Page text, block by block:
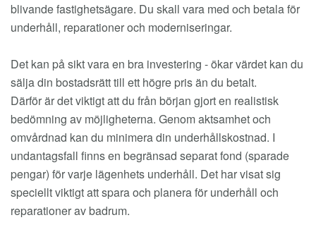
blivande fastighetsägare. Du skall vara med och betala för
underhåll, reparationer och moderniseringar.
Det kan på sikt vara en bra investering - ökar värdet kan du
sälja din bostadsrätt till ett högre pris än du betalt.
Därför är det viktigt att du från början gjort en realistisk
bedömning av möjligheterna. Genom aktsamhet och
omvårdnad kan du minimera din underhållskostnad. I
undantagsfall finns en begränsad separat fond (sparade
pengar) för varje lägenhets underhåll. Det har visat sig
speciellt viktigt att spara och planera för underhåll och
reparationer av badrum.